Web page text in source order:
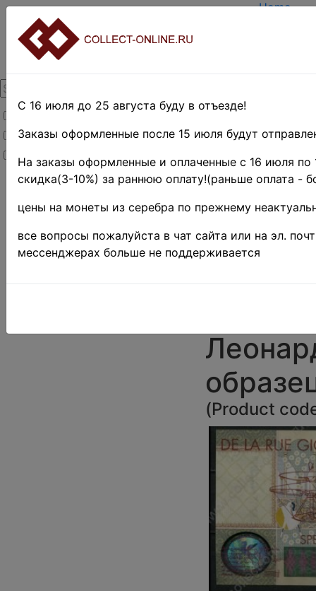
Товары со скидкой
Товары в наличии
Новинки
Home
TERMS
Home»
»Боны и
банкноты
Иностранные
боны
(Product
С 16 июля до 25 августа буду в отъезде!
Заказы оформленные после 15 июля будут
На заказы оформленные и оплаченные с 16 июля по
скидка(3-10%) за раннюю оплату!(раньше оплата -
цены на монеты из серебра по прежнему
все вопросы пожалуйста в чат сайта или на эл.
мессенджерах больше не поддерживается